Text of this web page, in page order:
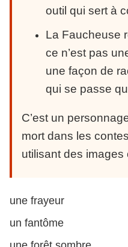
outil qui sert à
La Faucheuse
ce n’est pas
une façon de
qui se passe
C’est un
mort dans les
utilisant des images
une frayeur
un fantôme